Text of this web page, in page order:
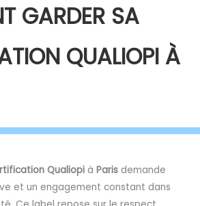
GARDER SA
QUALIOPI À
Qualiopi àParis demande
et un engagement constant dans